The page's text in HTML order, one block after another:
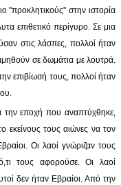
"προκλητικούς" στην ιστορία
επιθετικό περίγυρο. Σε μια
στις λάσπες, πολλοί ήταν
σε δωμάτια με λουτρά.
επιβίωσή τους, πολλοί ήταν
την εποχή που αναπτύχθηκε,
εκείνους τους αιώνες να τον
Οι λαοί γνώριζαν τους
τους αφορούσε. Οι λαοί
δεν ήταν Εβραίοι. Από την